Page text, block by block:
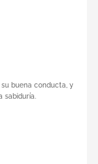
buena conducta, y